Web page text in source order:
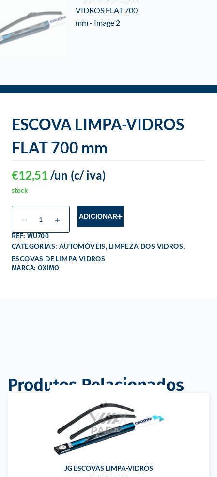
ESCOVA LIMPA-VIDROS
FLAT 700 mm
€12,51 (c/ iva)
/un
stock
ADICIONAR
REF: WU700
CATEGORIAS: AUTOMÓVEIS, LIMPEZA DOS VIDROS,
ESCOVAS DE LIMPA VIDROS
MARCA: OXIMO
Produtos Relacionados
JG ESCOVAS LIMPA-VIDROS